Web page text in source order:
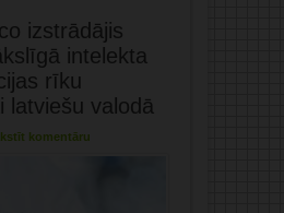
izstrādājis
intelekta
rīku
latviešu valodā
komentāru